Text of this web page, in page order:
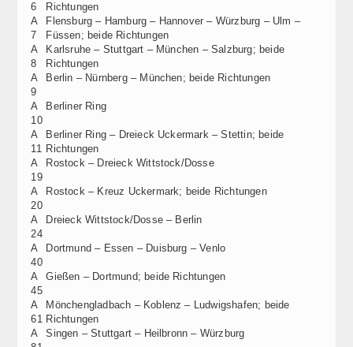
6
Richtungen
A
7
Flensburg – Hamburg – Hannover – Würzburg – Ulm –
Füssen; beide Richtungen
A
8
Karlsruhe – Stuttgart – München – Salzburg; beide
Richtungen
A
9
Berlin – Nürnberg – München; beide Richtungen
A
10
Berliner Ring
A
11
Berliner Ring – Dreieck Uckermark – Stettin; beide
Richtungen
A
19
Rostock – Dreieck Wittstock/Dosse
A
20
Rostock – Kreuz Uckermark; beide Richtungen
A
24
Dreieck Wittstock/Dosse – Berlin
A
40
Dortmund – Essen – Duisburg – Venlo
A
45
Gießen – Dortmund; beide Richtungen
A
61
Mönchengladbach – Koblenz – Ludwigshafen; beide
Richtungen
A
Singen – Stuttgart – Heilbronn – Würzburg